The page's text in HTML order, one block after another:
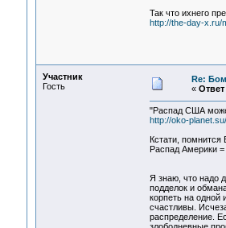
Так что ихнего
http://the-day-x.ru/
Участник
Гость
Re:
« Ответ
"Распад США
http://oko-
Кстати,
Распад Америки
Я знаю, что надо
подделок и
корпеть на одной
счастливы.
распределение.